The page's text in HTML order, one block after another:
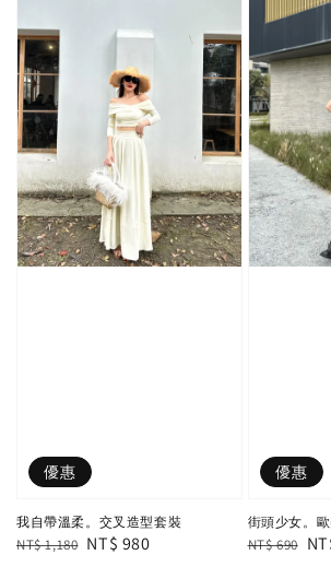
優惠
我自帶溫柔。交叉造型套裝
Regular
NT$ 1,180 Sale
NT$ 980
優惠
街頭少女。
Regular
NT$ 690